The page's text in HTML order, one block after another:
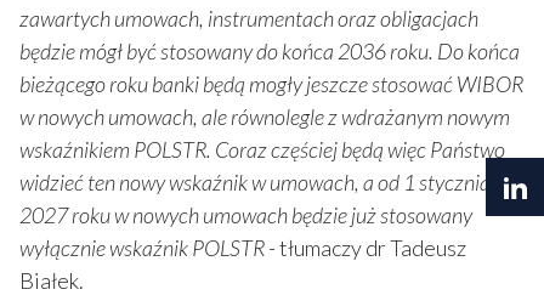
zawartych umowach, instrumentach oraz obligacjach
będzie mógł być stosowany do końca 2036 roku. Do końca
bieżącego roku banki będą mogły jeszcze stosować WIBOR
w nowych umowach, ale równolegle z wdrażanym nowym
wskaźnikiem POLSTR. Coraz częściej będą więc Państwo
widzieć ten nowy wskaźnik w umowach, a od 1 stycznia
2027 roku w nowych umowach będzie już stosowany
wyłącznie wskaźnik POLSTR- tłumaczy dr Tadeusz
Białek.